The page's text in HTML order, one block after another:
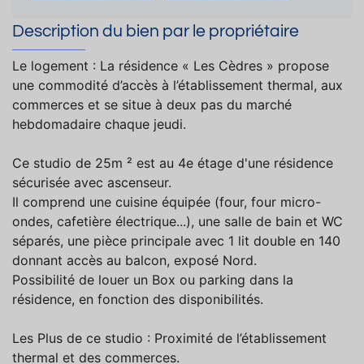
Description du bien par le propriétaire
Le logement : La résidence « Les Cèdres » propose
une commodité d’accès à l’établissement thermal, aux
commerces et se situe à deux pas du marché
hebdomadaire chaque jeudi.
Ce studio de 25m ² est au 4e étage d'une résidence
sécurisée avec ascenseur.
Il comprend une cuisine équipée (four, four micro-
ondes, cafetière électrique...), une salle de bain et WC
séparés, une pièce principale avec 1 lit double en 140
donnant accès au balcon, exposé Nord.
Possibilité de louer un Box ou parking dans la
résidence, en fonction des disponibilités.
Les Plus de ce studio : Proximité de l’établissement
thermal et des commerces.